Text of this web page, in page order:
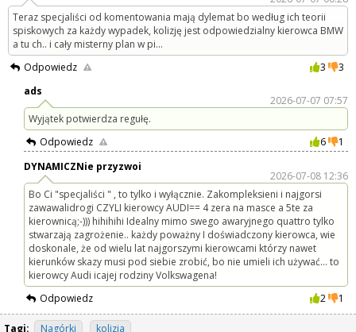
Teraz specjaliści od komentowania mają dylemat bo według ich teorii
spiskowych za każdy wypadek, kolizję jest odpowiedzialny kierowca BMW
a tu ch.. i cały misterny plan w pi...
Odpowiedz
3
3
ads
2026-07-07 07:57
Wyjątek potwierdza regułę.
Odpowiedz
6
1
DYNAMICZNie przyzwoi
2026-07-08 12:36
Bo Ci "specjaliści " , to tylko i wyłącznie. Zakompleksieni i najgorsi
zawawalidrogi CZYLI kierowcy AUDI== 4 zera na masce a 5te za
kierownicą;-))) hihihihi Idealny mimo swego awaryjnego quattro tylko
stwarzają zagrożenie.. każdy poważny I doświadczony kierowca, wie
doskonale, że od wielu lat najgorszymi kierowcami którzy nawet
kierunków skazy musi pod siebie zrobić, bo nie umieli ich używać... to
kierowcy Audi icajej rodziny Volkswagena!
Odpowiedz
2 1
Tagi: Nagórki kolizja